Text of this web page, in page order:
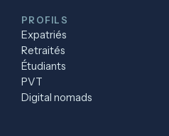
PROFILS
Expatriés
Retraités
Étudiants
PVT
Digital nomads